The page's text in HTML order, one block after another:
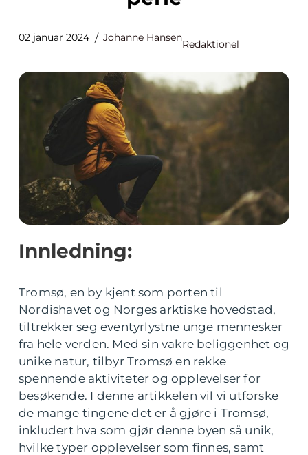
02 januar 2024 Johanne Hansen
Redaktionel
Innledning:
Tromsø, en by kjent som porten til
Nordishavet og Norges arktiske hovedstad,
tiltrekker seg eventyrlystne unge mennesker
fra hele verden. Med sin vakre beliggenhet og
unike natur, tilbyr Tromsø en rekke
spennende aktiviteter og opplevelser for
besøkende. I denne artikkelen vil vi utforske
de mange tingene det er å gjøre i Tromsø,
inkludert hva som gjør denne byen så unik,
hvilke typer opplevelser som finnes, samt